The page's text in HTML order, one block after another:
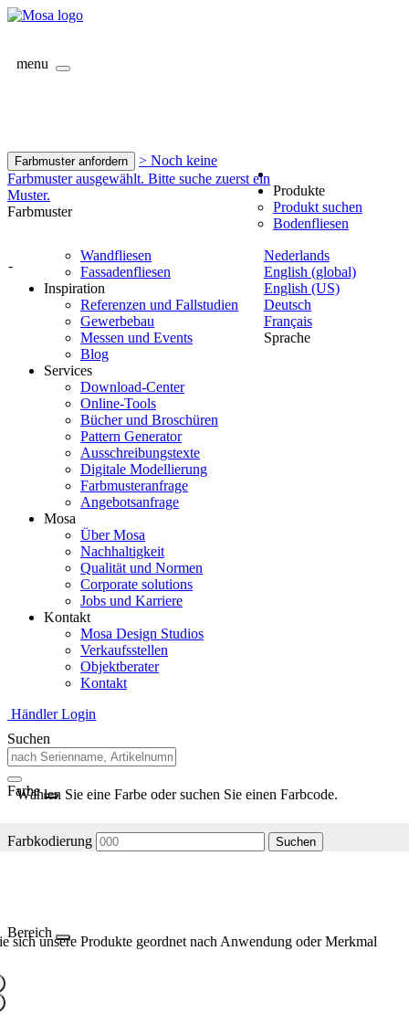
menu
Farbmuster anfordern
> Noch keine
Farbmuster ausgewählt. Bitte suche zuerst ein
Muster.
Farbmuster
-
Nederlands
English (global)
English (US)
Deutsch
Français
Sprache
Produkte
Produkt suchen
Bodenfliesen
Wandfliesen
Fassadenfliesen
Inspiration
Referenzen und Fallstudien
Gewerbebau
Messen und Events
Blog
Services
Download-Center
Online-Tools
Bücher und Broschüren
Pattern Generator
Ausschreibungstexte
Digitale Modellierung
Farbmusteranfrage
Angebotsanfrage
Mosa
Über Mosa
Nachhaltigkeit
Qualität und Normen
Corporate solutions
Jobs und Karriere
Kontakt
Mosa Design Studios
Verkaufsstellen
Objektberater
Kontakt
Händler Login
Suchen
Farbe
Wählen Sie eine Farbe oder suchen Sie einen Farbcode.
Farbkodierung Suchen
Bereich
sich unsere Produkte geordnet nach Anwendung oder Merkmal